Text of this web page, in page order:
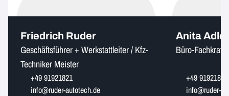
Friedrich Ruder
Geschäftsführer + Werkstattleiter / Kfz-
Techniker Meister
+49 91921821
info@ruder-autotech.de
Anita Adler
Büro-Fachkraft
+49 91921821
info@ruder-